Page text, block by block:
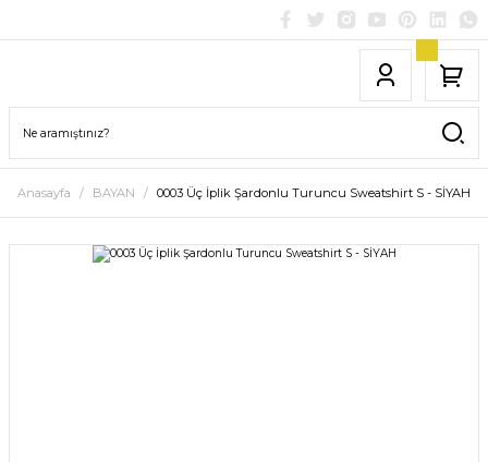
Anasayfa BAYAN 0003 Üç İplik Şardonlu Turuncu Sweatshirt S - SİYAH